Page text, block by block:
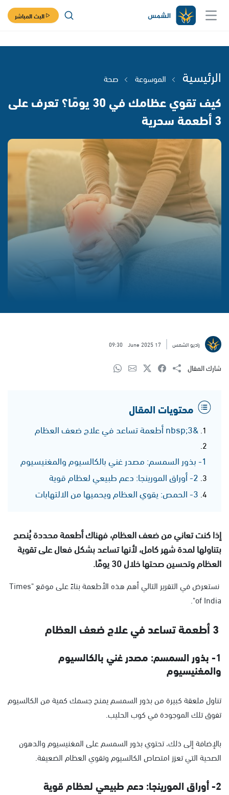
البث المباشر
الرئيسية الموسوعة صحة
كيف تقوي عظامك في 30 يومًا؟ تعرف على
3 أطعمة سحرية
راديو الشمس 17 June 2025
09:30
شارك المقال
محتويات المقال
&nbsp;3 أطعمة تساعد في علاج ضعف العظام
1- بذور السمسم: مصدر غني بالكالسيوم والمغنيسيوم
2- أوراق المورينجا: دعم طبيعي لعظام قوية
3- الحمص: يقوي العظام ويحميها من الالتهابات
إذا كنت تعاني من ضعف العظام، فهناك أطعمة محددة يُنصح
بتناولها لمدة شهر كامل، لأنها تساعد بشكل فعال على تقوية
العظام وتحسين صحتها خلال 30 يومًا.
نستعرض في التقرير التالي أهم هذه الأطعمة بناءً على موقع "Times
of India".
1- بذور السمسم: مصدر غني بالكالسيوم
والمغنيسيوم
تناول ملعقة كبيرة من بذور السمسم يمنح جسمك كمية من الكالسيوم
تفوق تلك الموجودة في كوب الحليب.
بالإضافة إلى ذلك، تحتوي بذور السمسم على المغنيسيوم والدهون
الصحية التي تعزز امتصاص الكالسيوم وتقوي العظام الضعيفة.
2- أوراق المورينجا: دعم طبيعي لعظام قوية